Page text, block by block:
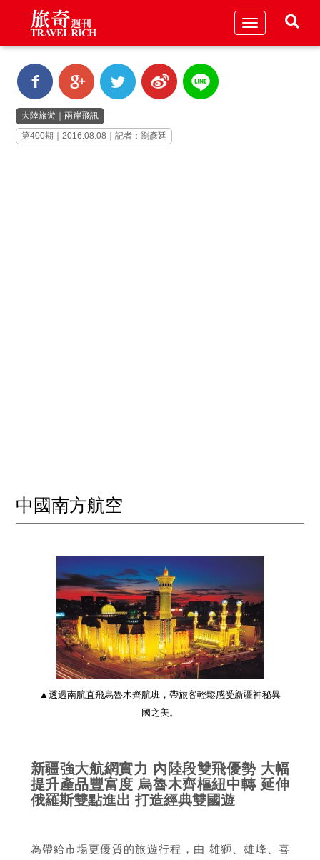
Toggle
大陸旅遊
兩岸飛訊
第400期｜2016.08.08｜記者：劉彥廷
中國南方航空
▲透過南航直飛烏魯木齊航班，帶旅客輕鬆感受新疆神秘異
國之美。
新疆強大航網實力 內陸段雙飛優勢 大幅
提升產品豐富度 烏魯木齊樞紐中轉 延伸
俄羅斯雙點進出 打造經典雙國遊
為帶給市場更優質的旅遊行程，由 雄獅、雄峰、喜